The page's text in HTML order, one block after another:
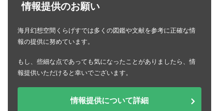
情報提供のお願い
海月幻想空間くらげすでは多くの図鑑や文献を参考に正確な情
報の提供に努めています。
もし、些細な点であっても気になったことがありましたら、情
報提供いただけると幸いでございます。
情報提供について詳細